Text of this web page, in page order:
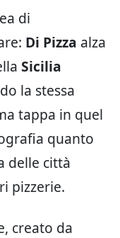
di
Di Pizza alza
Sicilia
la stessa
tappa in quel
quanto
delle città
pizzerie.
creato da